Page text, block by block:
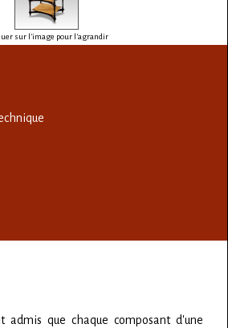
sur l'image pour l'agrandir
admis que chaque composant d'une